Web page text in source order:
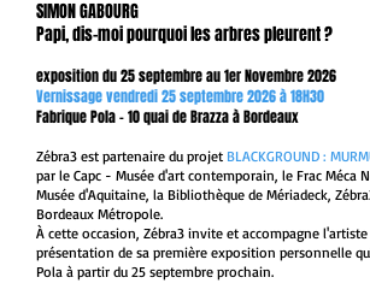
NOUVEAU
NOUVEAU
SIMON GABOURG
Papi, dis-moi pourquoi les arbres pleurent ?​
exposition du 25 septembre au 1er Novembre 2026
Vernissage vendredi 25 septembre 2026 à 18H30
Fabrique Pola - 10 quai de Brazza à Bordeaux​
Zébra3 est partenaire du projet BLACKGROUND :
par le Capc - Musée d'art contemporain, le Frac Méca
Musée d'Aquitaine, la Bibliothèque de Mériadeck,
Bordeaux Métropole.
À cette occasion, Zébra3 invite et accompagne l'artiste
présentation de sa première exposition personnelle
Pola à partir du 25 septembre prochain.